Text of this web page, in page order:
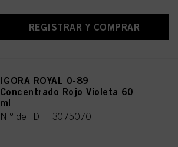
REGISTRAR Y COMPRAR
IGORA ROYAL 0-89
Concentrado Rojo Violeta 60
ml
N.º de IDH 3075070